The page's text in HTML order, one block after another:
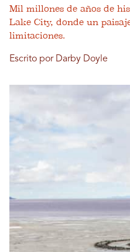
Mil millones de años de
Lake City, donde un
limitaciones.
Escrito por Darby Doyle